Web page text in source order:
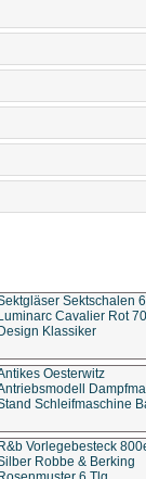
Sektschalen
Luminarc Cavalier Rot
Design Klassiker
Oesterwitz
Schleifmaschine
R&b Vorlegebesteck
Robbe & Berking